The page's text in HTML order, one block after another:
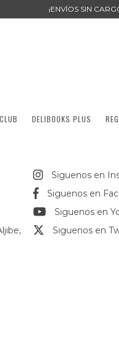
¡ENVÍOS SIN
DELIBOOKS PLUS
Siguenos en
Siguenos en
Siguenos en
Siguenos en